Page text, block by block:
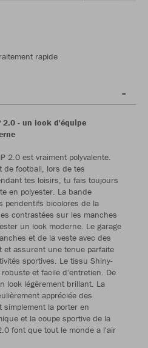
rapide
2.0 - un look d'équipe
2.0 est vraiment polyvalente.
de football, lors de tes
tes loisirs, tu fais toujours
en polyester. La bande
pendentifs bicolores de la
contrastées sur les manches
un look moderne. Le garage
et de la veste avec des
et assurent une tenue parfaite
sportives. Le tissu Shiny-
et facile d'entretien. De
look légèrement brillant. La
appréciée des
la porter en
et la coupe sportive de la
font que tout le monde a l'air